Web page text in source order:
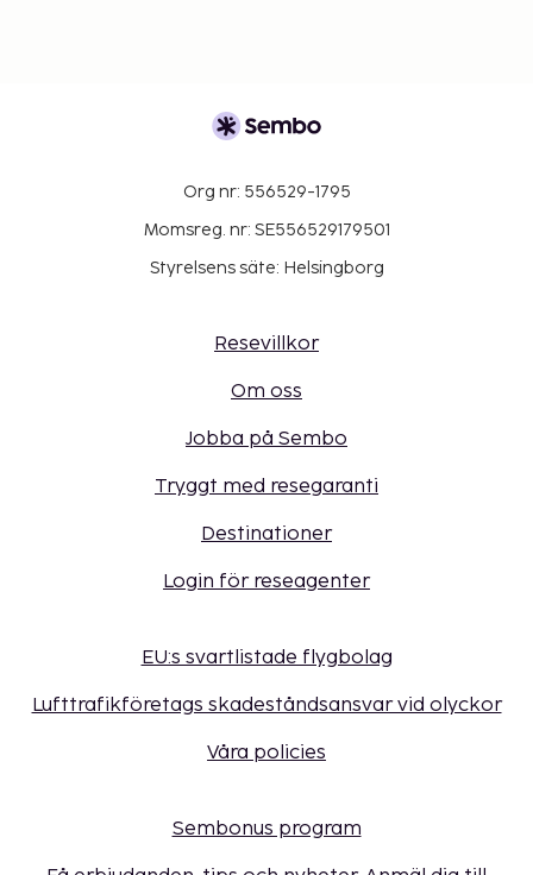
Org nr: 556529-1795
Momsreg. nr: SE556529179501
Styrelsens säte: Helsingborg
Resevillkor
Om oss
Jobba på Sembo
Tryggt med resegaranti
Destinationer
Login för reseagenter
EU:s svartlistade flygbolag
Lufttrafikföretags skadeståndsansvar vid olyckor
Våra policies
Sembonus program